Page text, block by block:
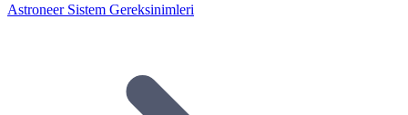
Astroneer Sistem Gereksinimleri